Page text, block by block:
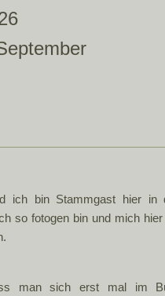
ich bin Stammgast hier in
so fotogen bin und mich
man sich erst mal im